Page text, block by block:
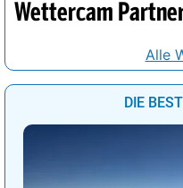
Wettercam
Alle
DIE